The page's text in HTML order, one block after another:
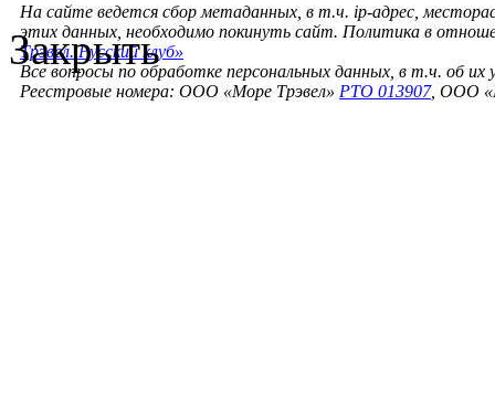
На сайте ведется сбор метаданных, в т.ч. ip-адрес,
этих данных, необходимо покинуть сайт. Политика в
Трэвел. Русский клуб»
Все вопросы по обработке персональных данных, в т.ч. об их
Реестровые номера: ООО «Море Трэвел» РТО 013907, ООО
Закрыть